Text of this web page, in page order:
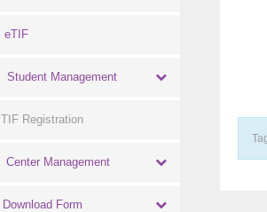
eTIF
Student Management
TIF Registration
Center Management
Download Form